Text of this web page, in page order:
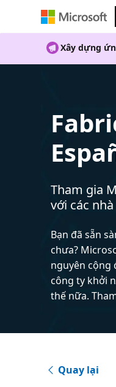
Xây dựng
Tham gia
với các
Bạn đã sẵn
chưa?
nguyên cộng
công ty khởi
thế nữa.
Quay lại